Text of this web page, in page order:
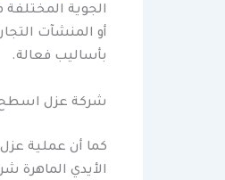
الجوية
أو المنشآت
بأساليب فعالة.
شركة عزل اسطح
كما أن عملية
الأيدي الماهرة